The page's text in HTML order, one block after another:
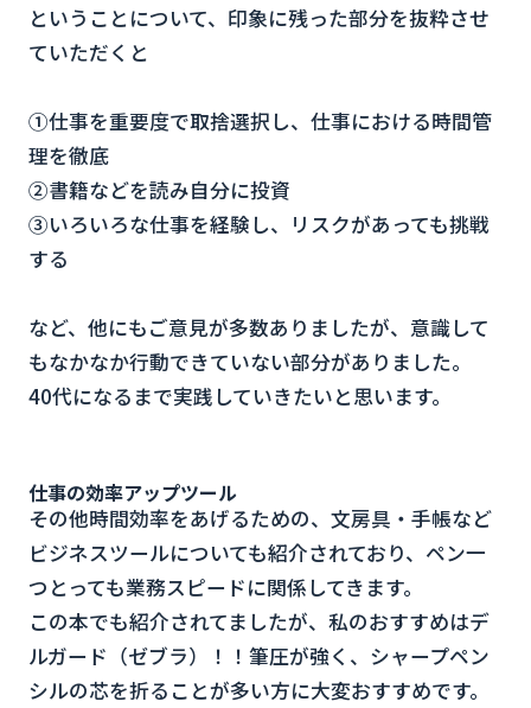
ということについて、印象に残った部分を抜粋させ
ていただくと
①仕事を重要度で取捨選択し、仕事における時間管
理を徹底
②書籍などを読み自分に投資
③いろいろな仕事を経験し、リスクがあっても挑戦
する
など、他にもご意見が多数ありましたが、意識して
もなかなか行動できていない部分がありました。
40代になるまで実践していきたいと思います。
仕事の効率アップツール
その他時間効率をあげるための、文房具・手帳など
ビジネスツールについても紹介されており、ペン一
つとっても業務スピードに関係してきます。
この本でも紹介されてましたが、私のおすすめはデ
ルガード（ゼブラ）！！筆圧が強く、シャープペン
シルの芯を折ることが多い方に大変おすすめです。